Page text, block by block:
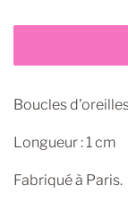
Boucles
Longueur : 1 cm
Fabriqué à Paris.